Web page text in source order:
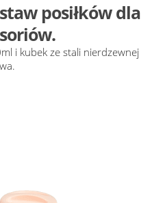
posiłków dla
i kubek ze stali nierdzewnej